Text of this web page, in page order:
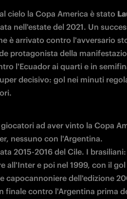
cielo la Copa America è stato
nell'estate del 2021. Un
è arrivato contro l'avversario
protagonista della
l'Ecuador ai quarti e in
decisivo: gol nei minuti
ad aver vinto la Copa
nessuno con l'Argentina.
2015-2016 del Cile. I
all'Inter e poi nel 1999, con il
capocannoniere dell'edizione
finale contro l'Argentina prima